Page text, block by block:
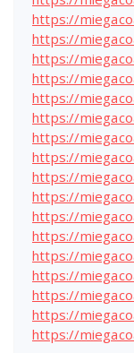
https://
https://
https://
https://
https://
https://
https://
https://
https://
https://
https://
https://
https://
https://
https://
https://
https://